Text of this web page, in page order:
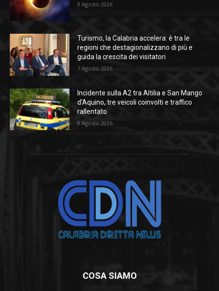
9 Agosto 2026
Turismo, la Calabria accelera: è tra le
regioni che destagionalizzano di più e
guida la crescita dei visitatori
7 Agosto 2026
Incidente sulla A2 tra Altilia e San Mango
d’Aquino, tre veicoli coinvolti e traffico
rallentato
8 Agosto 2026
COSA SIAMO